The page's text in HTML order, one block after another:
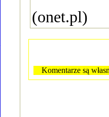
(onet.pl)
Komentarze są